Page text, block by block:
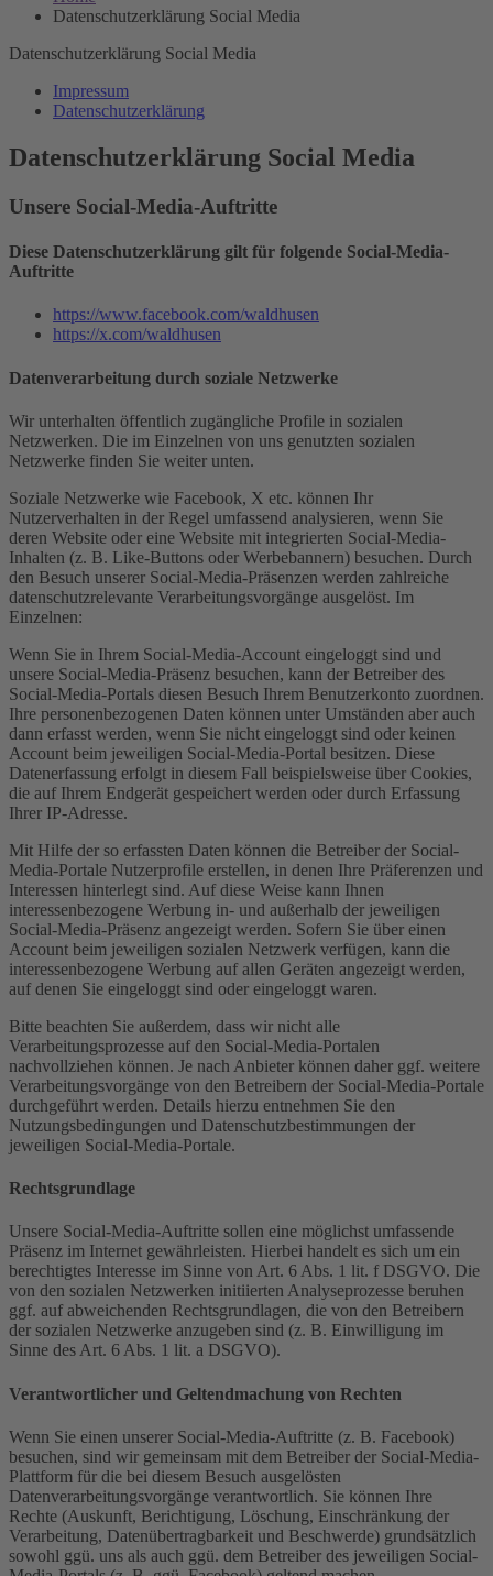
Datenschutzerklärung Social Media
Datenschutzerklärung Social Media
Impressum
Datenschutzerklärung
Datenschutzerklärung Social Media
Unsere Social-Media-Auftritte
Diese Datenschutzerklärung gilt für folgende Social-Media-
Auftritte
https://www.facebook.com/waldhusen
https://x.com/waldhusen
Datenverarbeitung durch soziale Netzwerke
Wir unterhalten öffentlich zugängliche Profile in sozialen
Netzwerken. Die im Einzelnen von uns genutzten sozialen
Netzwerke finden Sie weiter unten.
Soziale Netzwerke wie Facebook, X etc. können Ihr
Nutzerverhalten in der Regel umfassend analysieren, wenn Sie
deren Website oder eine Website mit integrierten Social-Media-
Inhalten (z. B. Like-Buttons oder Werbebannern) besuchen. Durch
den Besuch unserer Social-Media-Präsenzen werden zahlreiche
datenschutzrelevante Verarbeitungsvorgänge ausgelöst. Im
Einzelnen:
Wenn Sie in Ihrem Social-Media-Account eingeloggt sind und
unsere Social-Media-Präsenz besuchen, kann der Betreiber des
Social-Media-Portals diesen Besuch Ihrem Benutzerkonto zuordnen.
Ihre personenbezogenen Daten können unter Umständen aber auch
dann erfasst werden, wenn Sie nicht eingeloggt sind oder keinen
Account beim jeweiligen Social-Media-Portal besitzen. Diese
Datenerfassung erfolgt in diesem Fall beispielsweise über Cookies,
die auf Ihrem Endgerät gespeichert werden oder durch Erfassung
Ihrer IP-Adresse.
Mit Hilfe der so erfassten Daten können die Betreiber der Social-
Media-Portale Nutzerprofile erstellen, in denen Ihre Präferenzen und
Interessen hinterlegt sind. Auf diese Weise kann Ihnen
interessenbezogene Werbung in- und außerhalb der jeweiligen
Social-Media-Präsenz angezeigt werden. Sofern Sie über einen
Account beim jeweiligen sozialen Netzwerk verfügen, kann die
interessenbezogene Werbung auf allen Geräten angezeigt werden,
auf denen Sie eingeloggt sind oder eingeloggt waren.
Bitte beachten Sie außerdem, dass wir nicht alle
Verarbeitungsprozesse auf den Social-Media-Portalen
nachvollziehen können. Je nach Anbieter können daher ggf. weitere
Verarbeitungsvorgänge von den Betreibern der Social-Media-Portale
durchgeführt werden. Details hierzu entnehmen Sie den
Nutzungsbedingungen und Datenschutzbestimmungen der
jeweiligen Social-Media-Portale.
Rechtsgrundlage
Unsere Social-Media-Auftritte sollen eine möglichst umfassende
Präsenz im Internet gewährleisten. Hierbei handelt es sich um ein
berechtigtes Interesse im Sinne von Art. 6 Abs. 1 lit. f DSGVO. Die
von den sozialen Netzwerken initiierten Analyseprozesse beruhen
ggf. auf abweichenden Rechtsgrundlagen, die von den Betreibern
der sozialen Netzwerke anzugeben sind (z. B. Einwilligung im
Sinne des Art. 6 Abs. 1 lit. a DSGVO).
Verantwortlicher und Geltendmachung von Rechten
Wenn Sie einen unserer Social-Media-Auftritte (z. B. Facebook)
besuchen, sind wir gemeinsam mit dem Betreiber der Social-Media-
Plattform für die bei diesem Besuch ausgelösten
Datenverarbeitungsvorgänge verantwortlich. Sie können Ihre
Rechte (Auskunft, Berichtigung, Löschung, Einschränkung der
Verarbeitung, Datenübertragbarkeit und Beschwerde) grundsätzlich
sowohl ggü. uns als auch ggü. dem Betreiber des jeweiligen Social-